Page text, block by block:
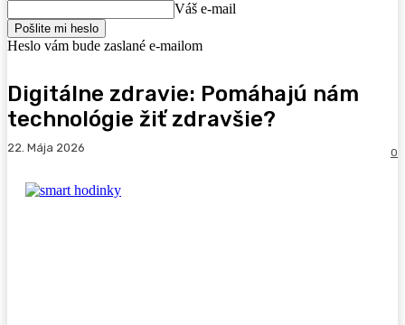
Váš e-mail
Heslo vám bude zaslané e-mailom
Digitálne zdravie: Pomáhajú nám
technológie žiť zdravšie?
22. Mája 2026 0